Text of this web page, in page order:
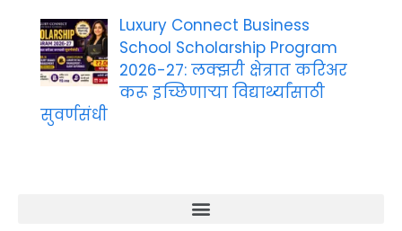
Luxury Connect Business
School Scholarship Program
2026-27: लक्झरी क्षेत्रात करिअर
करू इच्छिणाऱ्या विद्यार्थ्यांसाठी
सुवर्णसंधी